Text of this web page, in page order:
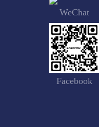
WeChat
Facebook